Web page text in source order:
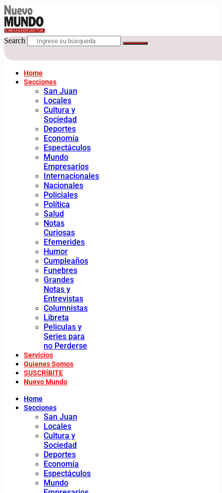
Search
Home
Secciones
San Juan
Locales
Cultura y
Sociedad
Deportes
Economía
Espectáculos
Mundo
Empresarios
Internacionales
Nacionales
Policiales
Política
Salud
Notas
Curiosas
Efemerides
Humor
Cumpleaños
Funebres
Grandes
Notas y
Entrevistas
Columnistas
Libreta
Peliculas y
Series para
no Perderse
Servicios
Quienes Somos
SUSCRÍBITE
Nuevo Mundo
Home
Secciones
San Juan
Locales
Cultura y
Sociedad
Deportes
Economía
Espectáculos
Mundo